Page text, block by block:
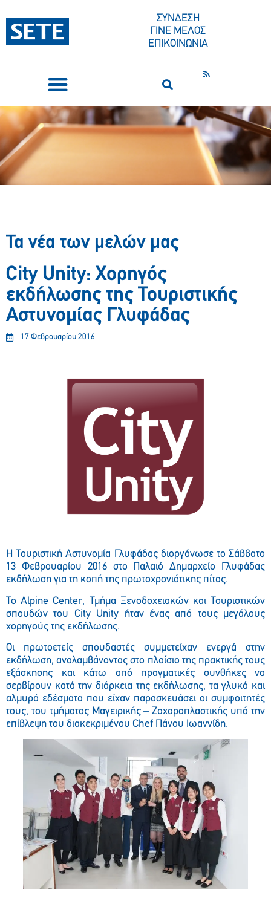
ΣΥΝΔΕΣΗ
ΓΙΝΕ ΜΕΛΟΣ
ΕΠΙΚΟΙΝΩΝΙΑ
Τα νέα των μελών μας
City Unity: Χορηγός
εκδήλωσης της Τουριστικής
Αστυνομίας Γλυφάδας
17 Φεβρουαρίου 2016
Η Τουριστική Αστυνομία Γλυφάδας διοργάνωσε το Σάββατο
13 Φεβρουαρίου 2016 στο Παλαιό Δημαρχείο Γλυφάδας
εκδήλωση για τη κοπή της πρωτοχρονιάτικης πίτας.
To Alpine Center, Τμήμα Ξενοδοχειακών και Τουριστικών
σπουδών του City Unity ήταν ένας από τους μεγάλους
χορηγούς της εκδήλωσης.
Οι πρωτοετείς σπουδαστές συμμετείχαν ενεργά στην
εκδήλωση, αναλαμβάνοντας στο πλαίσιο της πρακτικής τους
εξάσκησης και κάτω από πραγματικές συνθήκες να
σερβίρουν κατά την διάρκεια της εκδήλωσης, τα γλυκά και
αλμυρά εδέσματα που είχαν παρασκευάσει οι συμφοιτητές
τους, του τμήματος Μαγειρικής – Ζαχαροπλαστικής υπό την
επίβλεψη του διακεκριμένου Chef Πάνου Ιωαννίδη.